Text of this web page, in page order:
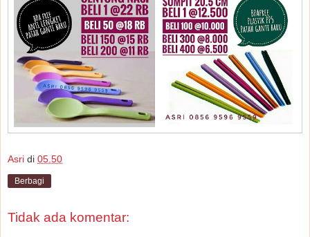
Asri di 05.50
Berbagi
Tidak ada komentar: